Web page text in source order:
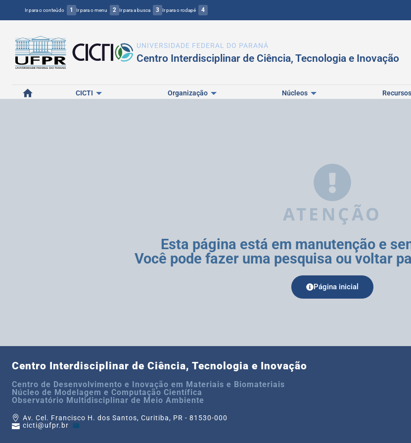
Ir para o conteúdo 1 Ir para o menu 2 Ir para a busca 3 Ir para o rodapé 4
UNIVERSIDADE FEDERAL DO PARANÁ
Centro Interdisciplinar de Ciência, Tecnologia e Inovação
Home CICTI Organização Núcleos Recursos
ATENÇÃO
Esta página está em manutenção e
Você pode fazer uma pesquisa ou voltar
Página inicial
Centro Interdisciplinar de Ciência, Tecnologia e Inovação
Centro de Desenvolvimento e Inovação em Materiais e Biomateriais
Núcleo de Modelagem e Computação Científica
Observatório Multidisciplinar de Meio Ambiente
Av. Cel. Francisco H. dos Santos, Curitiba, PR - 81530-000
cicti@ufpr.br